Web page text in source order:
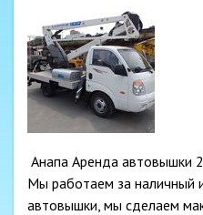
Анапа Аренда автовышки
Мы работаем за наличный
автовышки, мы сделаем